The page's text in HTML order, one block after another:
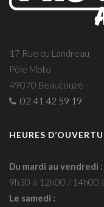
17 Rue du Landreau
Pôle Moto
49070 Beaucouzé
02 41 42 59 19
HEURES
Du mardi au vendredi :
9h30 à 12h00 / 14h00
Le samedi :